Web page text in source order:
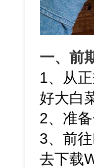
一、前
1、从
好大白
2、准
3、前
去下载